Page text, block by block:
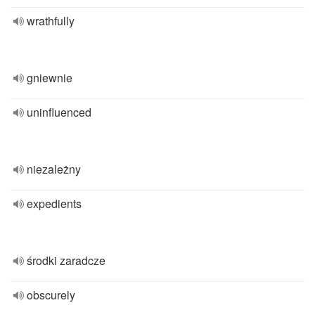
wrathfully
gniewnie
uninfluenced
niezależny
expedients
środki zaradcze
obscurely